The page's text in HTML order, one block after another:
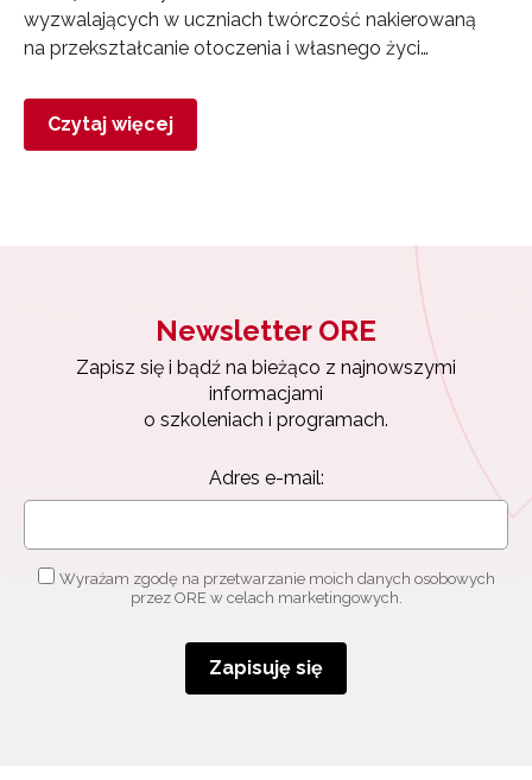
wyzwalających w uczniach twórczość nakierowaną
na przekształcanie otoczenia i własnego życi…
Czytaj więcej
Newsletter ORE
Zapisz się i bądź na bieżąco z najnowszymi
informacjami
o szkoleniach i programach.
Adres e-mail:
Wyrażam zgodę na przetwarzanie moich danych osobowych
przez ORE w celach marketingowych.
Zapisuję się